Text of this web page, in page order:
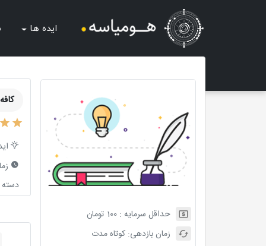
ایده ها
حداقل سرمایه :100 تومان
زمان بازدهی:کوتاه مدت